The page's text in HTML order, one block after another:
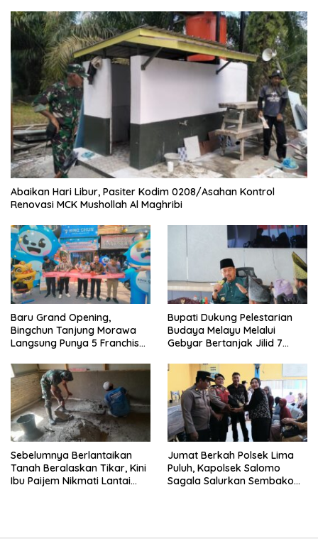
Abaikan Hari Libur, Pasiter Kodim 0208/Asahan Kontrol
Renovasi MCK Mushollah Al Maghribi
‎Baru Grand Opening,
Bingchun Tanjung Morawa
Langsung Punya 5 Franchise
Bupati Dukung Pelestarian
Budaya Melayu Melalui
Gebyar Bertanjak Jilid 7
Sebelumnya Berlantaikan
Tanah Beralaskan Tikar, Kini
Ibu Paijem Nikmati Lantai
Jumat Berkah Polsek Lima
Puluh, Kapolsek Salomo
Sagala Salurkan Sembako